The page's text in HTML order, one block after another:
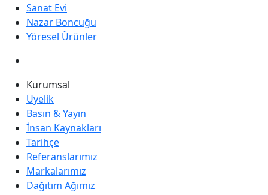
Sanat Evi
Nazar Boncuğu
Yöresel Ürünler
Kurumsal
Üyelik
Basın & Yayın
İnsan Kaynakları
Tarihçe
Referanslarımız
Markalarımız
Dağıtım Ağımız